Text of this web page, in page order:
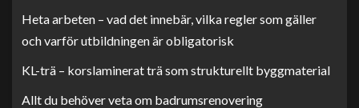
Heta arbeten – vad det innebär, vilka regler som gäller
och varför utbildningen är obligatorisk
KL-trä – korslaminerat trä som strukturellt byggmaterial
Allt du behöver veta om badrumsrenovering